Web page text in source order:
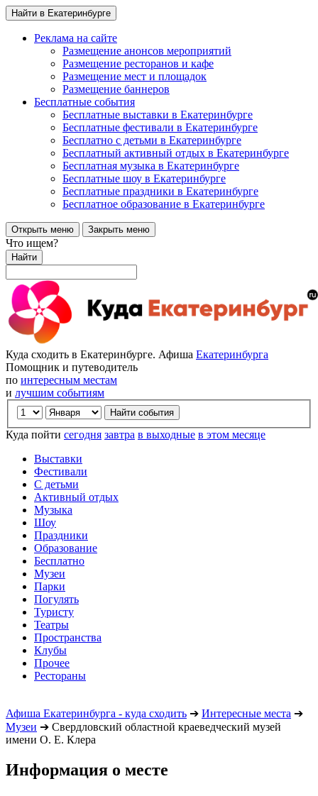
Найти в Екатеринбурге
Реклама на сайте
Размещение анонсов мероприятий
Размещение ресторанов и кафе
Размещение мест и площадок
Размещение баннеров
Бесплатные события
Бесплатные выставки в Екатеринбурге
Бесплатные фестивали в Екатеринбурге
Бесплатно с детьми в Екатеринбурге
Бесплатный активный отдых в Екатеринбурге
Бесплатная музыка в Екатеринбурге
Бесплатные шоу в Екатеринбурге
Бесплатные праздники в Екатеринбурге
Бесплатное образование в Екатеринбурге
Открыть меню Закрыть меню
Что ищем?
Найти
Куда сходить в Екатеринбурге. Афиша Екатеринбурга
Помощник и путеводитель
по интересным местам
и лучшим событиям
Куда пойти сегодня завтра в выходные в этом месяце
Выставки
Фестивали
С детьми
Активный отдых
Музыка
Шоу
Праздники
Образование
Бесплатно
Музеи
Парки
Погулять
Туристу
Театры
Пространства
Клубы
Прочее
Рестораны
Афиша Екатеринбурга - куда сходить ➔ Интересные места ➔
Музеи ➔ Свердловский областной краеведческий музей
имени О. Е. Клера
Информация о месте